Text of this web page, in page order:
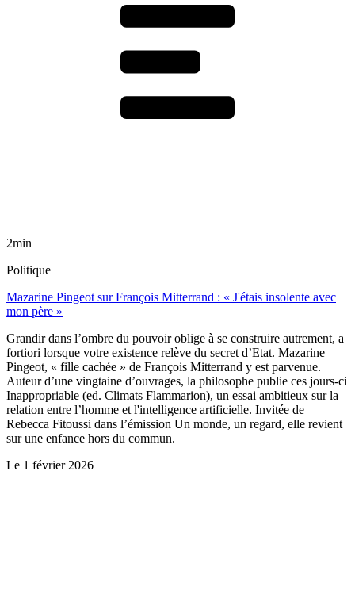
2min
Politique
Mazarine Pingeot sur François Mitterrand : « J'étais insolente avec
mon père »
Grandir dans l’ombre du pouvoir oblige à se construire autrement, a
fortiori lorsque votre existence relève du secret d’Etat. Mazarine
Pingeot, « fille cachée » de François Mitterrand y est parvenue.
Auteur d’une vingtaine d’ouvrages, la philosophe publie ces jours-ci
Inappropriable (ed. Climats Flammarion), un essai ambitieux sur la
relation entre l’homme et l'intelligence artificielle. Invitée de
Rebecca Fitoussi dans l’émission Un monde, un regard, elle revient
sur une enfance hors du commun.
Le 1 février 2026